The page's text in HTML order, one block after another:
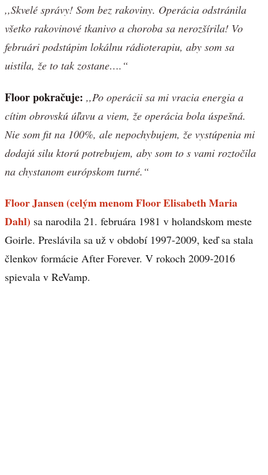
,,Skvelé správy! Som bez rakoviny. Operácia odstránila
všetko rakovinové tkanivo a choroba sa nerozšírila! Vo
februári podstúpim lokálnu rádioterapiu, aby som sa
uistila, že to tak zostane….“
Floor pokračuje: ,,Po operácii sa mi vracia energia a
cítim obrovskú úľavu a viem, že operácia bola úspešná.
Nie som fit na 100%, ale nepochybujem, že vystúpenia mi
dodajú silu ktorú potrebujem, aby som to s vami roztočila
na chystanom európskom turné.“
Floor Jansen (celým menom Floor Elisabeth Maria
Dahl) sa narodila 21. februára 1981 v holandskom meste
Goirle. Preslávila sa už v období 1997-2009, keď sa stala
členkov formácie After Forever. V rokoch 2009-2016
spievala v ReVamp.